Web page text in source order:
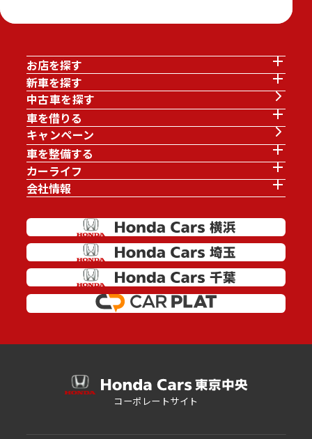
お店を探す
新車を探す
中古車を探す
車を借りる
キャンペーン
車を整備する
カーライフ
会社情報
コーポレートサイト